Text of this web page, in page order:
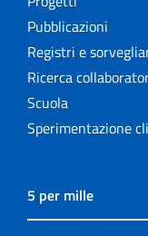
Pubblicazioni
Registri e
Ricerca
Scuola
Sperimentazione
5 per mille